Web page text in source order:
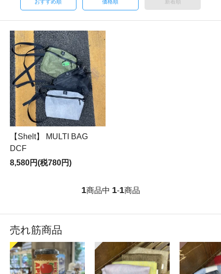
おすすめ順 価格順 新着順
【Shelt】 MULTI BAG
DCF
8,580円(税780円)
1商品中 1-1商品
売れ筋商品